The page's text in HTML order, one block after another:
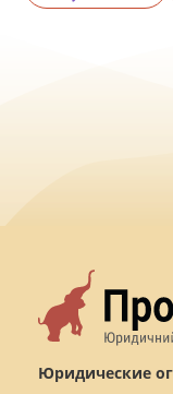
Юридические